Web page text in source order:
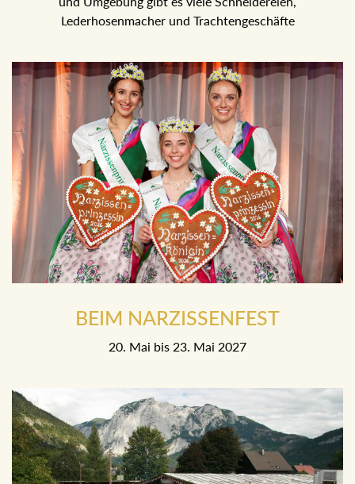
Lederhosenmacher und Trachtengeschäfte
BEIM NARZISSENFEST
20. Mai bis 23. Mai 2027